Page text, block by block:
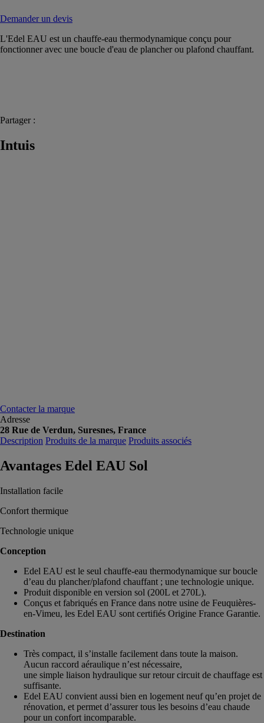
Demander un devis
L'Edel EAU est un chauffe-eau thermodynamique conçu pour
fonctionner avec une boucle d'eau de plancher ou plafond chauffant.
Partager :
Intuis
Contacter la marque
Adresse
28 Rue de Verdun, Suresnes, France
Description Produits de la marque Produits associés
Avantages Edel EAU Sol
Installation facile
Confort thermique
Technologie unique
Conception
Edel EAU est le seul chauffe-eau thermodynamique sur boucle
d’eau du plancher/plafond chauffant ; une technologie unique.
Produit disponible en version sol (200L et 270L).
Conçus et fabriqués en France dans notre usine de Feuquières-
en-Vimeu, les Edel EAU sont certifiés Origine France Garantie.
Destination
Très compact, il s’installe facilement dans toute la maison.
Aucun raccord aéraulique n’est nécessaire,
une simple liaison hydraulique sur retour circuit de chauffage est
suffisante.
Edel EAU convient aussi bien en logement neuf qu’en projet de
rénovation, et permet d’assurer tous les besoins d’eau chaude
pour un confort incomparable.